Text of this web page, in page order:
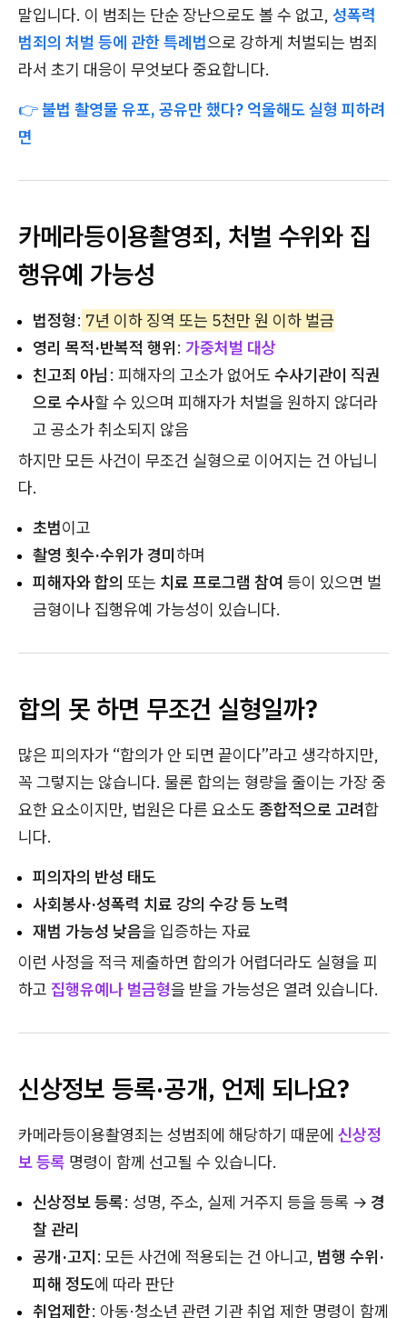
말입니다. 이 범죄는 단순 장난으로도 볼 수 없고, 성폭력
범죄의 처벌 등에 관한 특례법으로 강하게 처벌되는 범죄
라서 초기 대응이 무엇보다 중요합니다.
👉불법 촬영물 유포, 공유만 했다? 억울해도 실형 피하려
면
카메라등이용촬영죄, 처벌 수위와 집
행유예 가능성
법정형: 7년 이하 징역 또는 5천만 원 이하 벌금
영리 목적·반복적 행위: 가중처벌 대상
친고죄 아님 : 피해자의 고소가 없어도 수사기관이 직권
으로 수사할 수 있으며 피해자가 처벌을 원하지 않더라
고 공소가 취소되지 않음
하지만 모든 사건이 무조건 실형으로 이어지는 건 아닙니
다.
초범이고
촬영 횟수·수위가 경미하며
피해자와 합의 또는 치료 프로그램 참여 등이 있으면 벌
금형이나 집행유예 가능성이 있습니다.
합의 못 하면 무조건 실형일까?
많은 피의자가 “합의가 안 되면 끝이다”라고 생각하지만,
꼭 그렇지는 않습니다. 물론 합의는 형량을 줄이는 가장 중
요한 요소이지만, 법원은 다른 요소도 종합적으로 고려합
니다.
피의자의 반성 태도
사회봉사·성폭력 치료 강의 수강 등 노력
재범 가능성 낮음을 입증하는 자료
이런 사정을 적극 제출하면 합의가 어렵더라도 실형을 피
하고 집행유예나 벌금형을 받을 가능성은 열려 있습니다.
신상정보 등록·공개, 언제 되나요?
카메라등이용촬영죄는 성범죄에 해당하기 때문에 신상정
보 등록 명령이 함께 선고될 수 있습니다.
신상정보 등록: 성명, 주소, 실제 거주지 등을 등록 → 경
찰 관리
공개·고지: 모든 사건에 적용되는 건 아니고, 범행 수위·
피해 정도에 따라 판단
취업제한: 아동·청소년 관련 기관 취업 제한 명령이 함께